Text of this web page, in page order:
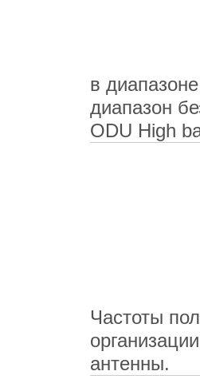
в
диапазон
ODU High
Частоты
антенны.